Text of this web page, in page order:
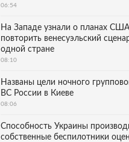
06:54
На Западе узнали о планах США
повторить венесуэльский
одной стране
08:10
Названы цели ночного
ВС России в Киеве
08:06
Способность Украины
собственные беспилотники